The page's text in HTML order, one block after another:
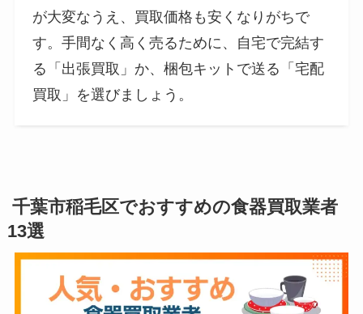
が大変なうえ、買取価格も安くなりがちで
す。手間なく高く売るために、自宅で完結す
る「出張買取」か、梱包キットで送る「宅配
買取」を選びましょう。
千葉市稲毛区でおすすめの食器買取業者
13選